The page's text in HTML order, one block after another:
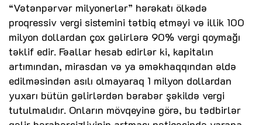
“Vətənpərvər milyonerlər” hərəkatı ölkədə
proqressiv vergi sistemini tətbiq etməyi və illik 100
milyon dollardan çox gəlirlərə 90% vergi qoymağı
təklif edir. Fəallar hesab edirlər ki, kapitalın
artımından, mirasdan və ya əməkhaqqından əldə
edilməsindən asılı olmayaraq 1 milyon dollardan
yuxarı bütün gəlirlərdən bərabər şəkildə vergi
tutulmalıdır. Onların mövqeyinə görə, bu tədbirlər